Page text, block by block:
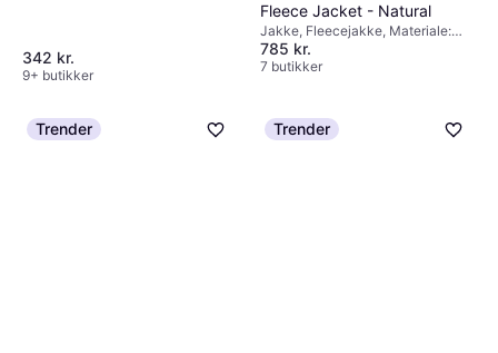
342 kr.
9+ butikker
Fleece Jacket - Natural
Jakke, Fleecejakke, Materiale:
Fleece, Polyester, Lommer
785 kr.
7 butikker
Trender Trender